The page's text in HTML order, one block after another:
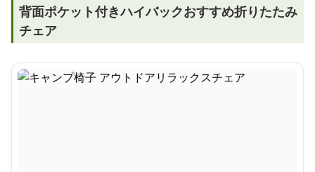
背面ポケット付きハイバックおすすめ折りたたみ
チェア